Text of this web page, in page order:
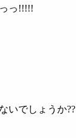
っ!!!!!
いでしょうか??